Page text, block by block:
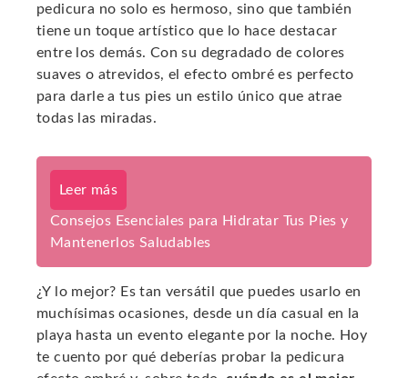
pedicura no solo es hermoso, sino que también
tiene un toque artístico que lo hace destacar
entre los demás. Con su degradado de colores
suaves o atrevidos, el efecto ombré es perfecto
para darle a tus pies un estilo único que atrae
todas las miradas.
Leer más
Consejos Esenciales para Hidratar Tus Pies y
Mantenerlos Saludables
¿Y lo mejor? Es tan versátil que puedes usarlo en
muchísimas ocasiones, desde un día casual en la
playa hasta un evento elegante por la noche. Hoy
te cuento por qué deberías probar la pedicura